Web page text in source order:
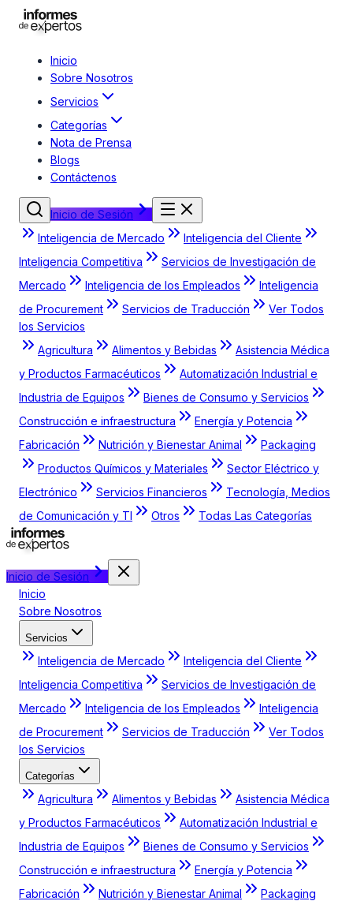
Inicio
Sobre Nosotros
Servicios
Categorías
Nota de Prensa
Blogs
Contáctenos
Inicio de Sesión
Inteligencia de Mercado
Inteligencia del Cliente
Inteligencia Competitiva
Servicios de Investigación de
Mercado
Inteligencia de los Empleados
Inteligencia
de Procurement
Servicios de Traducción
Ver Todos
los Servicios
Agricultura
Alimentos y Bebidas
Asistencia Médica
y Productos Farmacéuticos
Automatización Industrial e
Industria de Equipos
Bienes de Consumo y Servicios
Construcción e infraestructura
Energía y Potencia
Fabricación
Nutrición y Bienestar Animal
Packaging
Productos Químicos y Materiales
Sector Eléctrico y
Electrónico
Servicios Financieros
Tecnología, Medios
de Comunicación y TI
Otros Todas Las Categorías
Inicio de Sesión
Inicio
Sobre Nosotros
Servicios
Inteligencia de Mercado
Inteligencia del Cliente
Inteligencia Competitiva
Servicios de Investigación de
Mercado
Inteligencia de los Empleados
Inteligencia
de Procurement
Servicios de Traducción
Ver Todos
los Servicios
Categorías
Agricultura Alimentos y Bebidas
Asistencia Médica
y Productos Farmacéuticos
Automatización Industrial e
Industria de Equipos
Bienes de Consumo y Servicios
Construcción e infraestructura
Energía y Potencia
Fabricación
Nutrición y Bienestar Animal
Packaging